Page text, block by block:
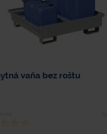
vaňa bez roštu